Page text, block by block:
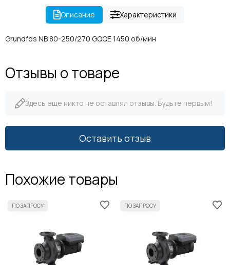
Описание Характеристики
Grundfos NB 80-250/270 GQQE 1450 об/мин
Отзывы о товаре
Здесь еще никто не оставлял отзывы. Будьте первым!
Оставить отзыв
Похожие товары